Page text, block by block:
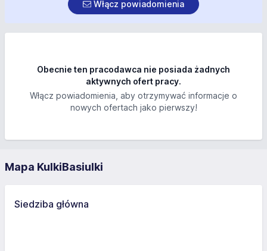
Włącz powiadomienia
Obecnie ten pracodawca nie posiada żadnych
aktywnych ofert pracy.
Włącz powiadomienia, aby otrzymywać informacje o
nowych ofertach jako pierwszy!
Mapa KulkiBasiulki
Siedziba główna